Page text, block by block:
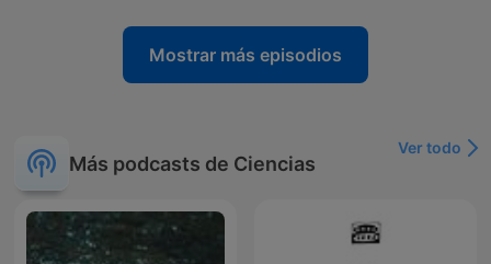
Mostrar más episodios
Más podcasts de Ciencias
Ver todo